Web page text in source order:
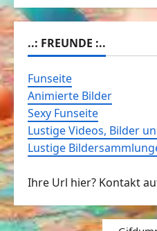
..: FREUNDE :..
Funseite
Animierte Bilder
Sexy Funseite
Lustige Videos, Bilder
Lustige
Ihre Url hier? Kontakt